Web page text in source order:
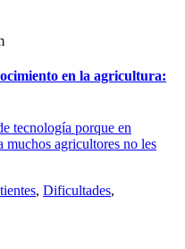
en la agricultura:
tecnología porque en
muchos agricultores no les
, Dificultades,